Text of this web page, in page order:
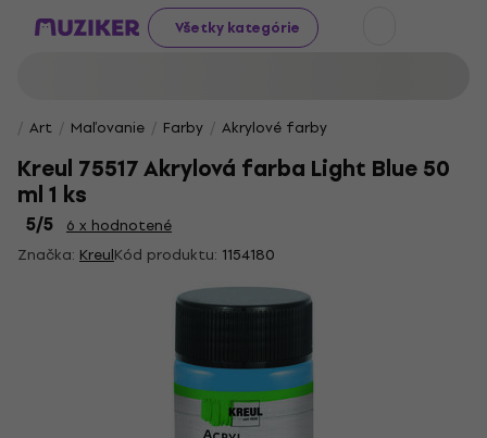
Všetky kategórie
Art Maľovanie Farby Akrylové farby
Kreul 75517 Akrylová farba Light Blue 50
ml 1 ks
5/5
6 x hodnotené
Značka: KreulKód produktu: 1154180